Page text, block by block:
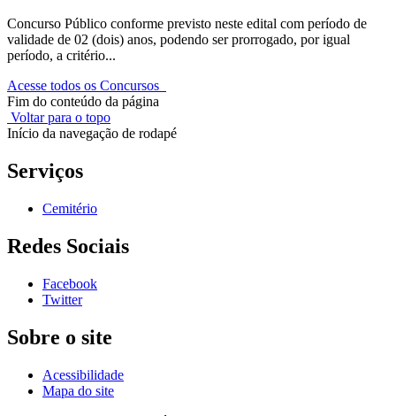
Concurso Público conforme previsto neste edital com período de
validade de 02 (dois) anos, podendo ser prorrogado, por igual
período, a critério...
Acesse todos os Concursos
Fim do conteúdo da página
Voltar para o topo
Início da navegação de rodapé
Serviços
Cemitério
Redes Sociais
Facebook
Twitter
Sobre o site
Acessibilidade
Mapa do site